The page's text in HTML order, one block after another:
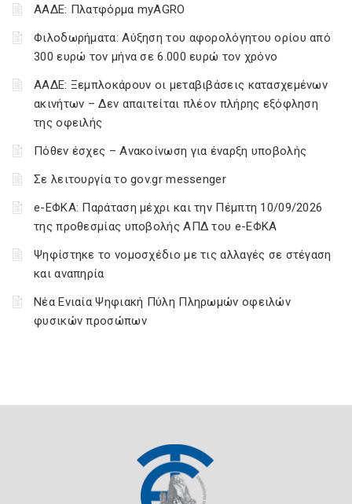
ΑΑΔΕ: Πλατφόρμα myAGRO
Φιλοδωρήματα: Αύξηση του αφορολόγητου ορίου από
300 ευρώ τον μήνα σε 6.000 ευρώ τον χρόνο
ΑΑΔΕ: Ξεμπλοκάρουν οι μεταβιβάσεις κατασχεμένων
ακινήτων – Δεν απαιτείται πλέον πλήρης εξόφληση
της οφειλής
Πόθεν έσχες – Ανακοίνωση για έναρξη υποβολής
Σε λειτουργία το gov.gr messenger
e-ΕΦΚΑ: Παράταση μέχρι και την Πέμπτη 10/09/2026
της προθεσμίας υποβολής ΑΠΔ του e-ΕΦΚΑ
Ψηφίστηκε το νομοσχέδιο με τις αλλαγές σε στέγαση
και αναπηρία
Νέα Ενιαία Ψηφιακή Πύλη Πληρωμών οφειλών
φυσικών προσώπων